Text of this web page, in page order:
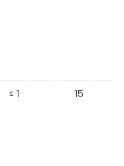
≤ 1 15